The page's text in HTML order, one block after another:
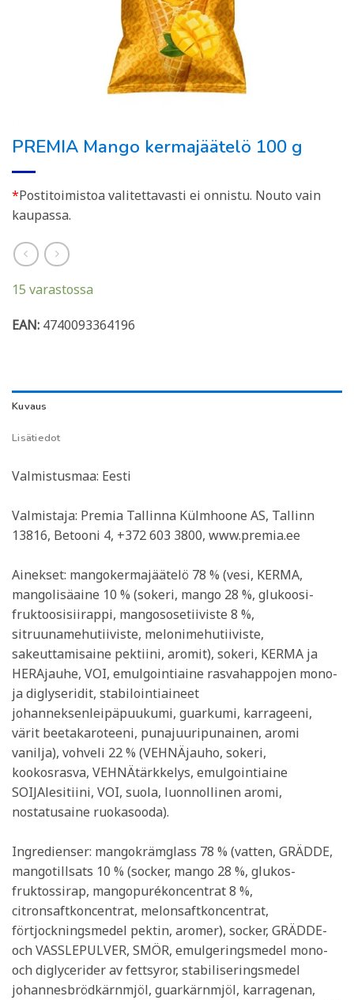
PREMIA Mango kermajäätelö 100 g
*Postitoimistoa valitettavasti ei onnistu. Nouto vain
kaupassa.
15 varastossa
EAN: 4740093364196
Kuvaus
Lisätiedot
Valmistusmaa: Eesti
Valmistaja: Premia Tallinna Külmhoone AS, Tallinn
13816, Betooni 4, +372 603 3800, www.premia.ee
Ainekset: mangokermajäätelö 78 % (vesi, KERMA,
mangolisäaine 10 % (sokeri, mango 28 %, glukoosi-
fruktoosisiirappi, mangososetiiviste 8 %,
sitruunamehutiiviste, melonimehutiiviste,
sakeuttamisaine pektiini, aromit), sokeri, KERMA ja
HERAjauhe, VOI, emulgointiaine rasvahappojen mono-
ja diglyseridit, stabilointiaineet
johanneksenleipäpuukumi, guarkumi, karrageeni,
värit beetakaroteeni, punajuuripunainen, aromi
vanilja), vohveli 22 % (VEHNÄjauho, sokeri,
kookosrasva, VEHNÄtärkkelys, emulgointiaine
SOIJAlesitiini, VOI, suola, luonnollinen aromi,
nostatusaine ruokasooda).
Ingredienser: mangokrämglass 78 % (vatten, GRÄDDE,
mangotillsats 10 % (socker, mango 28 %, glukos-
fruktossirap, mangopurékoncentrat 8 %,
citronsaftkoncentrat, melonsaftkoncentrat,
förtjockningsmedel pektin, aromer), socker, GRÄDDE-
och VASSLEPULVER, SMÖR, emulgeringsmedel mono-
och diglycerider av fettsyror, stabiliseringsmedel
johannesbrödkärnmjöl, guarkärnmjöl, karragenan,